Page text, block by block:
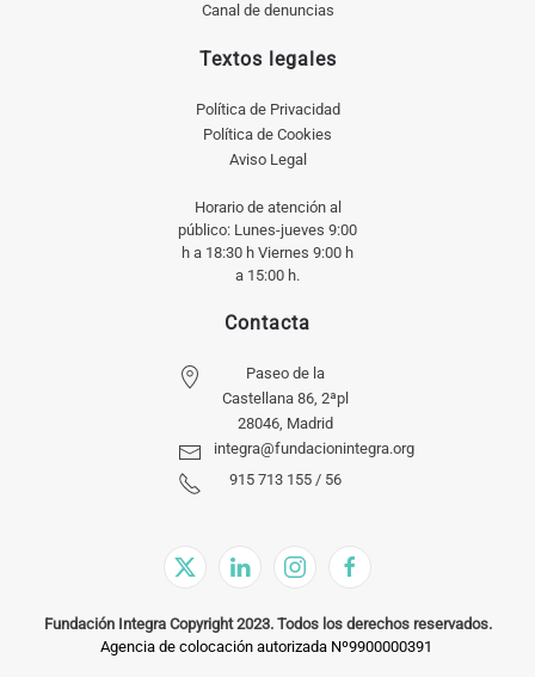
Canal de denuncias
Textos legales
Política de Privacidad
Política de Cookies
Aviso Legal
Horario de atención al
público: Lunes-jueves 9:00
h a 18:30 h Viernes 9:00 h
a 15:00 h.
Contacta
Paseo de la
Castellana 86, 2ªpl
28046, Madrid
integra@fundacionintegra.org
915 713 155 / 56
Fundación Integra Copyright 2023. Todos los derechos reservados.
Agencia de colocación autorizada Nº9900000391